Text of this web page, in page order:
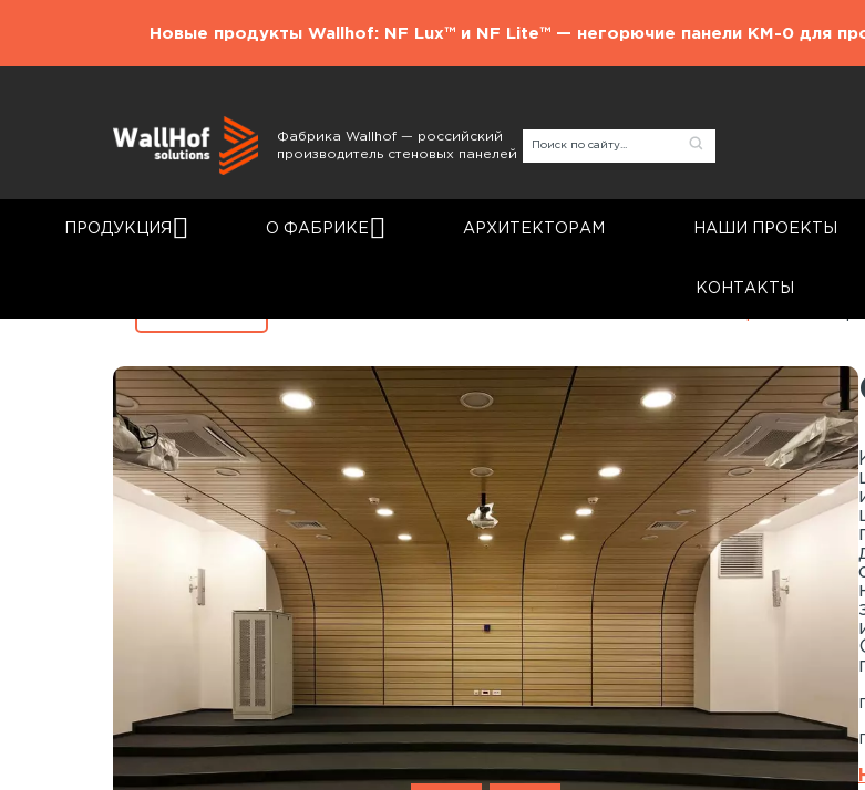
Новые продукты Wallhof: NF Lux™ и NF Lite™ — негорючие панели КМ-0 для
Фабрика Wallhof — российский
производитель стеновых панелей
ПРОДУКЦИЯ О ФАБРИКЕ АРХИТЕКТОРАМ НАШИ ПРОЕКТЫ
КОНТАКТЫ